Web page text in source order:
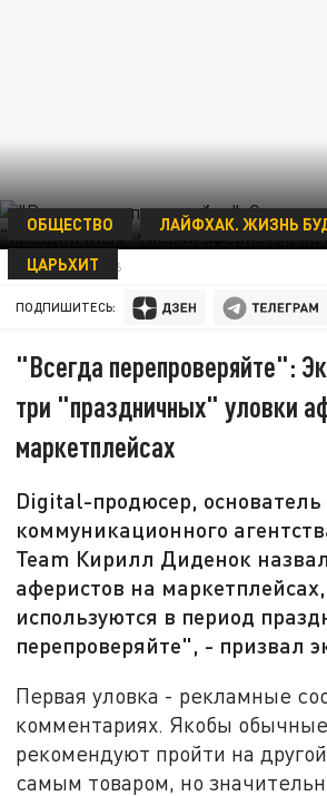
ФОТО:
ОБЩЕСТВО
ЛАЙФХАК. ЖИЗНЬ
ЦАРЬХИТ
14 ФЕВРАЛЯ 12:36
ПОДПИШИТЕСЬ:
"Всегда перепроверяйте":
три "праздничных" уловки
маркетплейсах
Digital-продюсер, основатель
коммуникационного
Team Кирилл Диденок
аферистов на
используются в период
перепроверяйте", - призвал
Первая уловка - рекламные
комментариях. Якобы
рекомендуют пройти на
самым товаром, но